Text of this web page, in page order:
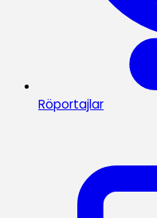
Röportajlar